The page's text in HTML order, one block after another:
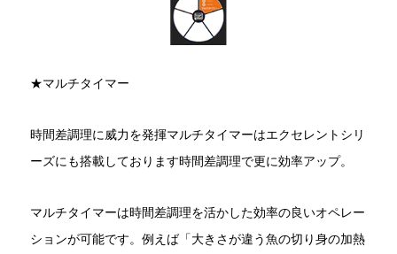
★マルチタイマー
時間差調理に威力を発揮マルチタイマーはエクセレントシリ
ーズにも搭載しております時間差調理で更に効率アップ。
マルチタイマーは時間差調理を活かした効率の良いオペレー
ションが可能です。例えば「大きさが違う魚の切り身の加熱